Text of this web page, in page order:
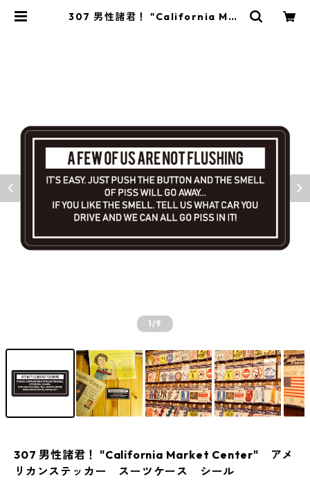
307 男性諸君！ "California Mar
1/9
307 男性諸君！ "California Market Center" アメ
リカンステッカー スーツケース シール